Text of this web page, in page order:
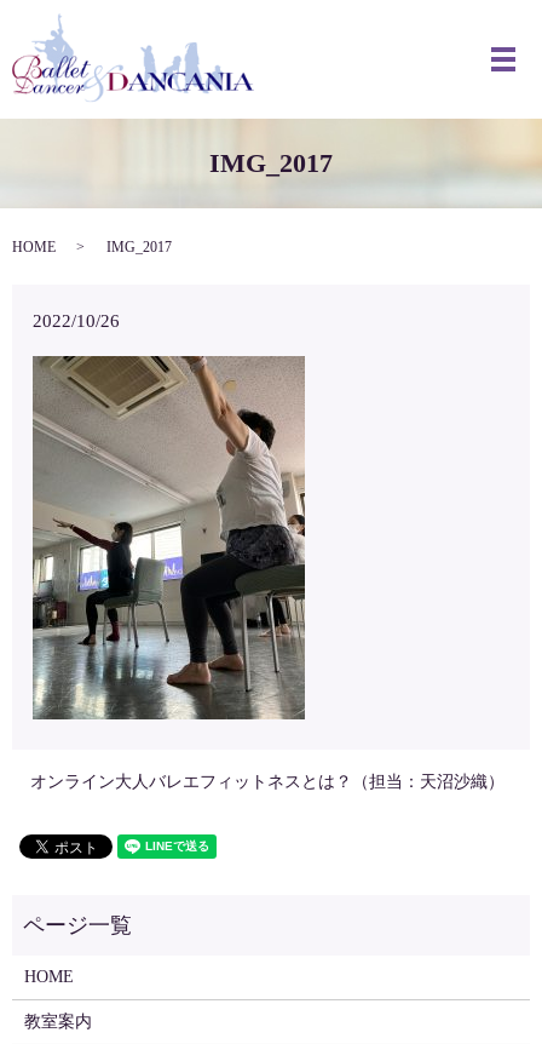
メ
IMG_2017
HOME IMG_2017
2022/10/26
オンライン大人バレエフィットネスとは？（担当：天沼沙織）
HOME
教室案内